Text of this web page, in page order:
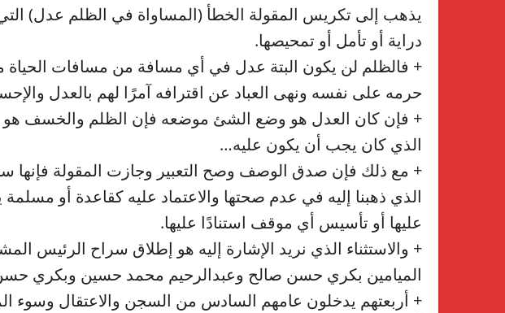
يذهب إلى تكريس المقولة الخطأ (المساواة في الظلم عدل) التي
دراية أو تأمل أو تمحيصها.
+ فالظلم لن يكون البتة عدل في أي مسافة من مسافات الحياة
حرمه على نفسه ونهى العباد عن اقترافه آمرًا لهم بالعدل
+ فإن كان العدل هو وضع الشئ موضعه فإن الظلم والخسف
الذي كان يجب أن يكون عليه…
+ مع ذلك فإن صدق الوصف وصح التعبير وجازت المقولة فإنها
الذي ذهبنا إليه في عدم صحتها والاعتماد عليه كقاعدة أو مسلمة
عليها أو تأسيس أي موقف استنادًا عليها.
+ والاستثناء الذي نريد الإشارة إليه هو إطلاق سراح الرئيس
الميامين بكري حسن صالح وعبدالرحيم محمد حسين وبكري
+ أربعتهم يدخلون عامهم السادس من السجن والاعتقال وسوء